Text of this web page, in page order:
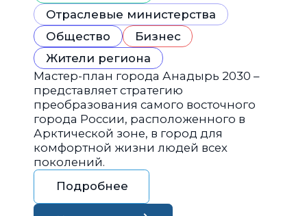
Отраслевые министерства
Общество
Бизнес
Жители региона
Мастер-план города Анадырь 2030 –
представляет стратегию
преобразования самого восточного
города России, расположенного в
Арктической зоне, в город для
комфортной жизни людей всех
поколений.
Подробнее